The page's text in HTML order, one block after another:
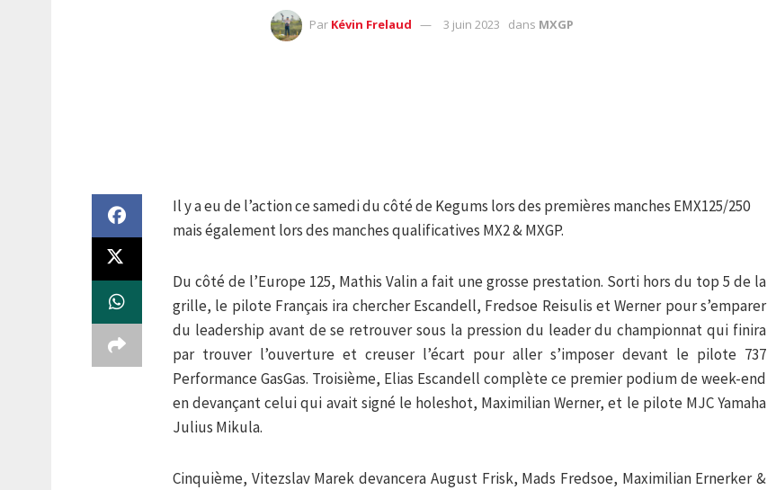
Par Kévin Frelaud 3 juin 2023 dans MXGP
Il y a eu de l’action ce samedi du côté de Kegums lors des premières manches EMX125/250
mais également lors des manches qualificatives MX2 & MXGP.
Du côté de l’Europe 125, Mathis Valin a fait une grosse prestation. Sorti hors du top 5 de la
grille, le pilote Français ira chercher Escandell, Fredsoe Reisulis et Werner pour s’emparer
du leadership avant de se retrouver sous la pression du leader du championnat qui finira
par trouver l’ouverture et creuser l’écart pour aller s’imposer devant le pilote 737
Performance GasGas. Troisième, Elias Escandell complète ce premier podium de week-end
en devançant celui qui avait signé le holeshot, Maximilian Werner, et le pilote MJC Yamaha
Julius Mikula.
Cinquième, Vitezslav Marek devancera August Frisk, Mads Fredsoe, Maximilian Ernerker &